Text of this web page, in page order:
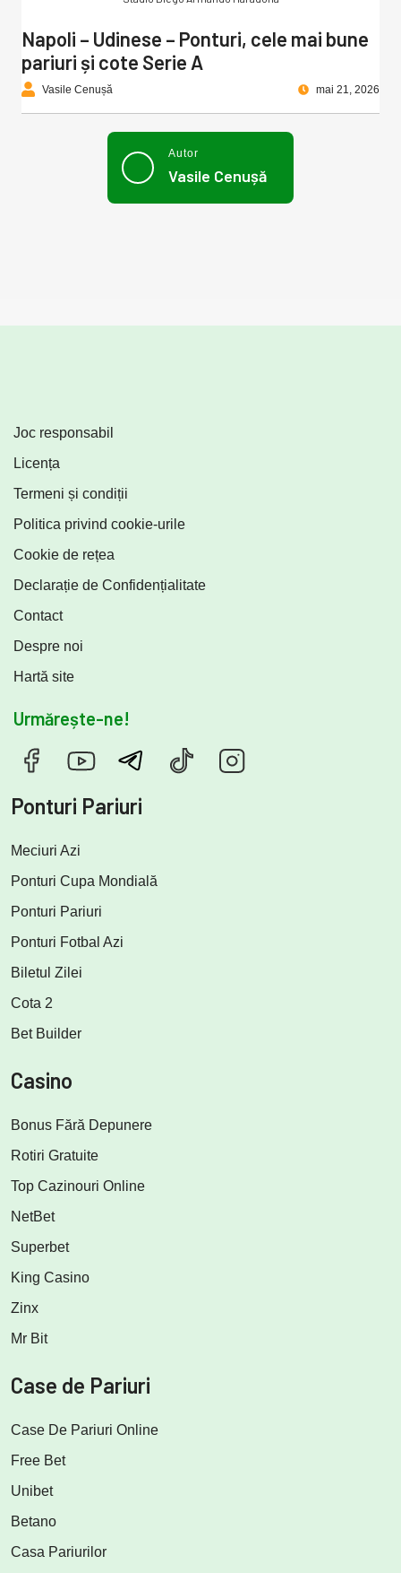
Napoli – Udinese – Ponturi, cele mai bune
pariuri și cote Serie A
Vasile Cenușă mai 21, 2026
Autor
Vasile Cenușă
Joc responsabil
Licența
Termeni și condiții
Politica privind cookie-urile
Cookie de rețea
Declarație de Confidențialitate
Contact
Despre noi
Hartă site
Urmărește-ne!
Ponturi Pariuri
Meciuri Azi
Ponturi Cupa Mondială
Ponturi Pariuri
Ponturi Fotbal Azi
Biletul Zilei
Cota 2
Bet Builder
Casino
Bonus Fără Depunere
Rotiri Gratuite
Top Cazinouri Online
NetBet
Superbet
King Casino
Zinx
Mr Bit
Case de Pariuri
Case De Pariuri Online
Free Bet
Unibet
Betano
Casa Pariurilor